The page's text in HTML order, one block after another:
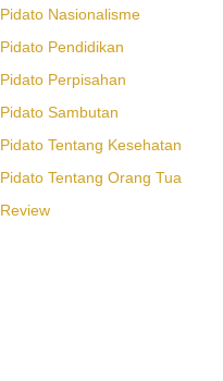
Pidato Nasionalisme
Pidato Pendidikan
Pidato Perpisahan
Pidato Sambutan
Pidato Tentang Kesehatan
Pidato Tentang Orang Tua
Review